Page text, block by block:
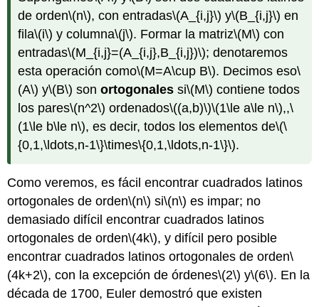
de orden\(n\), con entradas\(A_{i,j}\) y\(B_{i,j}\) en
fila\(i\) y columna\(j\). Formar la matriz\(M\) con
entradas\(M_{i,j}=(A_{i,j},B_{i,j})\); denotaremos
esta operación como\(M=A\cup B\). Decimos eso\
(A\) y\(B\) sonortogonales si\(M\) contiene todos
los pares\(n^2\) ordenados\((a,b)\)\(1\le a\le n\),,\
(1\le b\le n\), es decir, todos los elementos de\(\
{0,1,\ldots,n-1\}\times\{0,1,\ldots,n-1\}\).
Como veremos, es fácil encontrar cuadrados latinos
ortogonales de orden\(n\) si\(n\) es impar; no
demasiado difícil encontrar cuadrados latinos
ortogonales de orden\(4k\), y difícil pero posible
encontrar cuadrados latinos ortogonales de orden\
(4k+2\), con la excepción de órdenes\(2\) y\(6\). En la
década de 1700, Euler demostró que existen